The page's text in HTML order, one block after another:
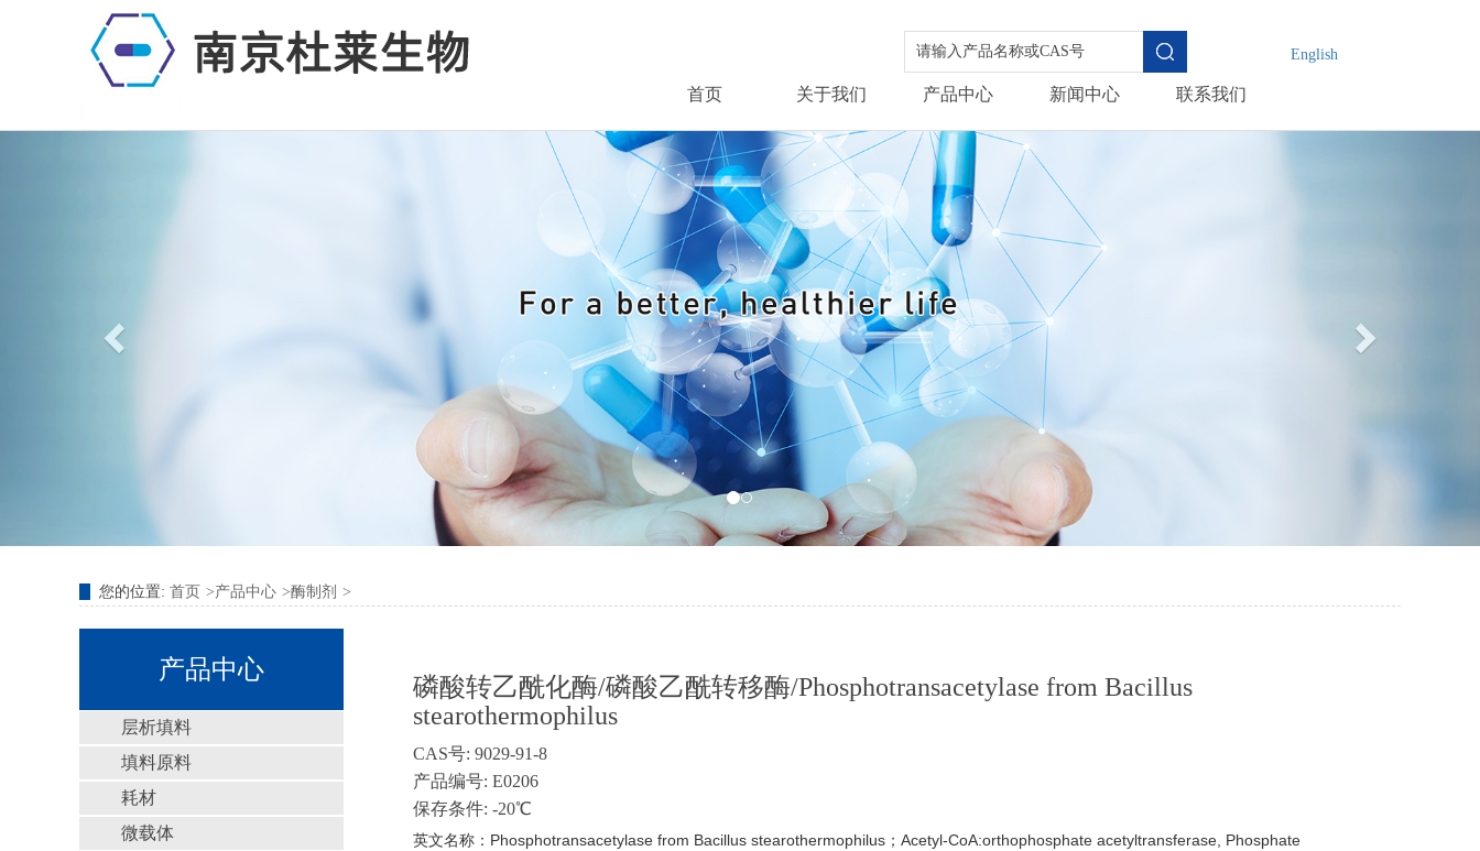
English
首页 关于我们 产品中心 新闻中心 联系我们
您的位置: 首页 产品中心 酶制剂
产品中心
层析填料
填料原料
耗材
微载体
磷酸转乙酰化酶/磷酸乙酰转移酶/Phosphotransacetylase from Bacillus
stearothermophilus
CAS号: 9029-91-8
产品编号: E0206
保存条件: -20℃
英文名称：Phosphotransacetylase from Bacillus stearothermophilus；Acetyl-CoA:orthophosphate acetyltransferase, Phosphate